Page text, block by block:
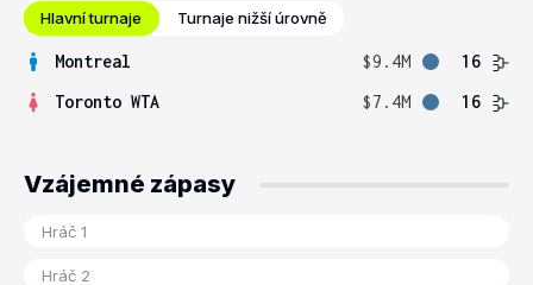
Hlavní turnaje Turnaje nižší úrovně
Montreal $9.4M
16
Toronto WTA
$7.4M 16
Vzájemné zápasy